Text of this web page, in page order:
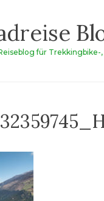
für Trekkingbike-